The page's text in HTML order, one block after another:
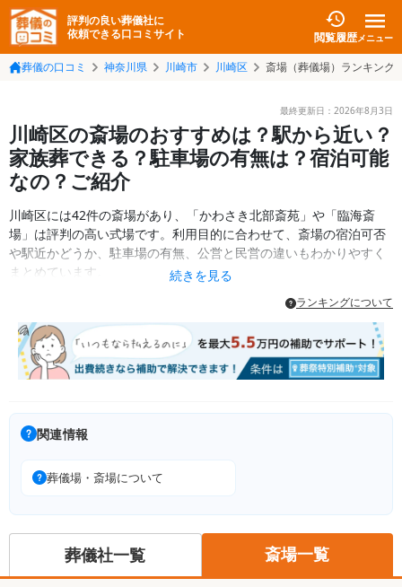
評判の良い葬儀社に
依頼できる口コミサイト
閲覧履歴メニュー
葬儀の口コミ 神奈川県 川崎市 川崎区 斎場（葬儀場）ランキング
最終更新日： 2026年8月3日
川崎区の斎場のおすすめは？駅から近い？
家族葬できる？駐車場の有無は？宿泊可能
なの？ご紹介
川崎区には42件の斎場があり、「かわさき北部斎苑」や「臨海斎
場」は評判の高い式場です。利用目的に合わせて、斎場の宿泊可否
や駅近かどうか、駐車場の有無、公営と民営の違いもわかりやすく
まとめています。
続きを見る
ランキングについて
関連情報
葬儀場・斎場について
葬儀社一覧 斎場一覧